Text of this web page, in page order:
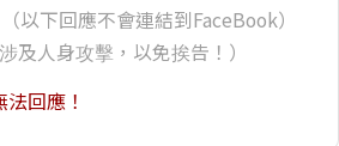
（以下回應不會連結到FaceBook）
及人身攻擊，以免挨告！）
法回應！